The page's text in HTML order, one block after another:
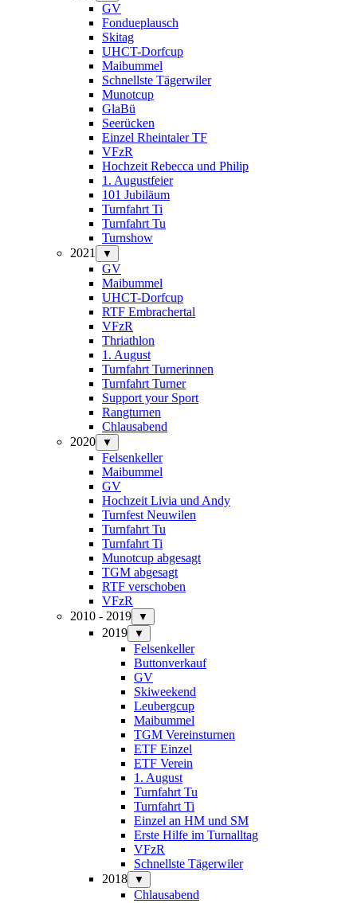
GV
Fondueplausch
Skitag
UHCT-Dorfcup
Maibummel
Schnellste Tägerwiler
Munotcup
GlaBü
Seerücken
Einzel Rheintaler TF
VFzR
Hochzeit Rebecca und Philip
1. Augustfeier
101 Jubiläum
Turnfahrt Ti
Turnfahrt Tu
Turnshow
2021
▼
GV
Maibummel
UHCT-Dorfcup
RTF Embrachertal
VFzR
Thriathlon
1. August
Turnfahrt Turnerinnen
Turnfahrt Turner
Support your Sport
Rangturnen
Chlausabend
2020
▼
Felsenkeller
Maibummel
GV
Hochzeit Livia und Andy
Turnfest Neuwilen
Turnfahrt Tu
Turnfahrt Ti
Munotcup abgesagt
TGM abgesagt
RTF verschoben
VFzR
2010 - 2019
▼
2019 ▼
Felsenkeller
Buttonverkauf
GV
Skiweekend
Leubergcup
Maibummel
TGM Vereinsturnen
ETF Einzel
ETF Verein
1. August
Turnfahrt Tu
Turnfahrt Ti
Einzel an HM und SM
Erste Hilfe im Turnalltag
VFzR
Schnellste Tägerwiler
2018
▼
Chlausabend